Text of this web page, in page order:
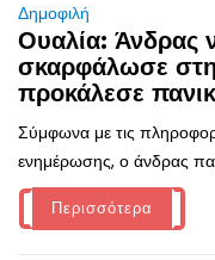
Δημοφιλή
Ουαλία: Άνδρας
σκαρφάλωσε
προκάλεσε
Σύμφωνα με τις
ενημέρωσης, ο άνδρας
Περισσότερα